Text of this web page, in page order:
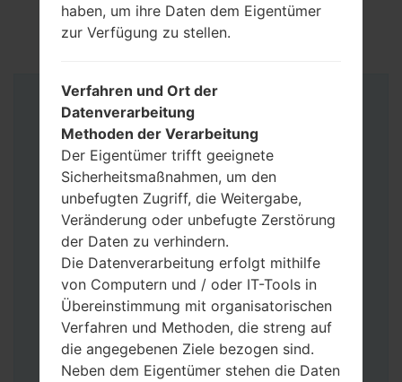
Anleitung
haben, um ihre Daten dem Eigentümer
zur Verfügung zu stellen.
Verfahren und Ort der
Datenverarbeitung
Methoden der Verarbeitung
Der Eigentümer trifft geeignete
Sicherheitsmaßnahmen, um den
unbefugten Zugriff, die Weitergabe,
Veränderung oder unbefugte Zerstörung
der Daten zu verhindern.
Die Datenverarbeitung erfolgt mithilfe
von Computern und / oder IT-Tools in
Übereinstimmung mit organisatorischen
Verfahren und Methoden, die streng auf
die angegebenen Ziele bezogen sind.
Neben dem Eigentümer stehen die Daten